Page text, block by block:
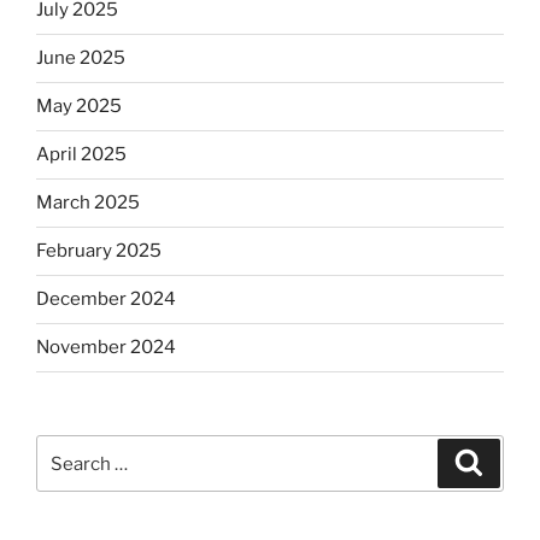
July 2025
June 2025
May 2025
April 2025
March 2025
February 2025
December 2024
November 2024
for: